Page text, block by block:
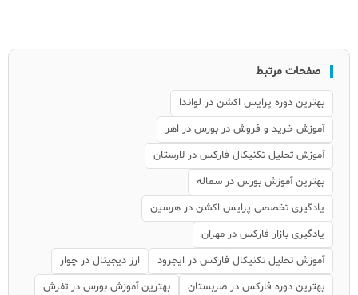
صفحات مرتبط
بهترین دوره پرایس اکشن در لواندا
آموزش خرید و فروش در بورس در اهر
آموزش تحلیل تکنیکال فارکس در لارستان
بهترین آموزش بورس در سماله
یادگیری تخصصی پرایس اکشن در هرسین
یادگیری بازار فارکس در مهران
آموزش تحلیل تکنیکال فارکس در ایجرود
ارز دیجیتال در چوار
بهترین دوره فارکس در صربستان
بهترین آموزش بورس در تفرش